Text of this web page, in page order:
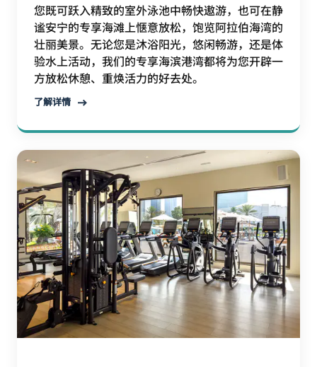
您既可跃入精致的室外泳池中畅快遨游，也可在静
谧安宁的专享海滩上惬意放松，饱览阿拉伯海湾的
壮丽美景。无论您是沐浴阳光，悠闲畅游，还是体
验水上活动，我们的专享海滨港湾都将为您开辟一
方放松休憩、重焕活力的好去处。
了解详情